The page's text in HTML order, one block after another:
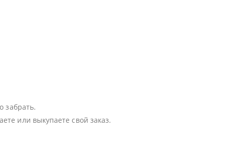
забрать.
или выкупаете свой заказ.